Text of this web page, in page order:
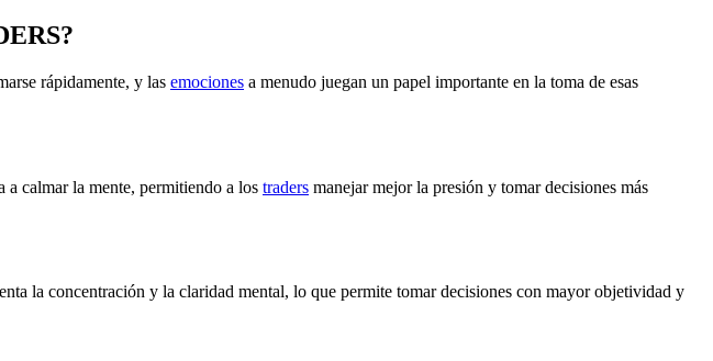
rápidamente, y las emociones a menudo juegan un papel importante en la toma de esas
a calmar la mente, permitiendo a los traders manejar mejor la presión y tomar decisiones más
la concentración y la claridad mental, lo que permite tomar decisiones con mayor objetividad y